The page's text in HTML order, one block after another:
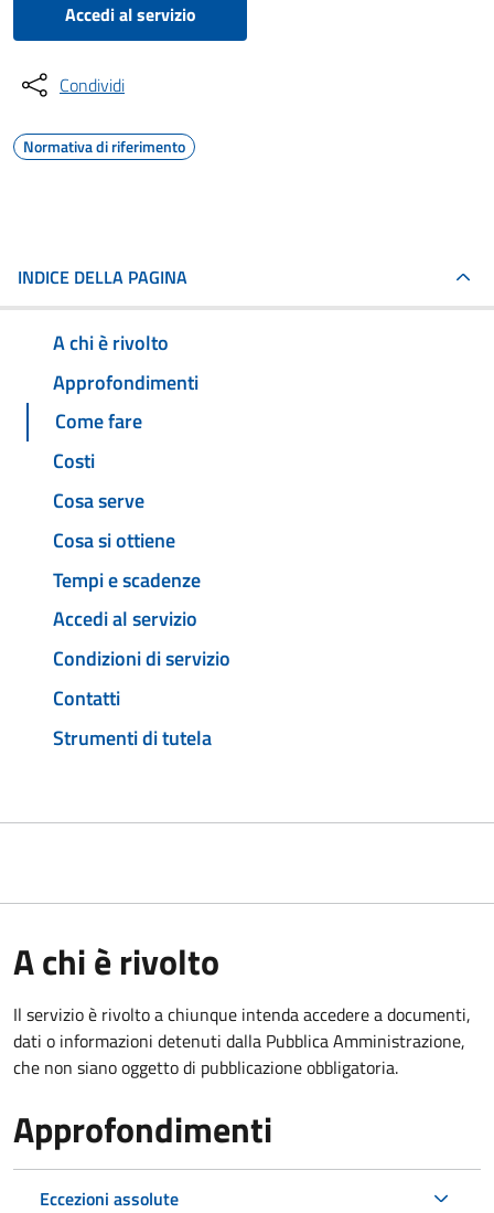
Accedi al servizio
Condividi
Normativa di riferimento
INDICE DELLA PAGINA
A chi è rivolto
Approfondimenti
Come fare
Costi
Cosa serve
Cosa si ottiene
Tempi e scadenze
Accedi al servizio
Condizioni di servizio
Contatti
Strumenti di tutela
A chi è rivolto
Il servizio è rivolto a chiunque intenda accedere a documenti,
dati o informazioni detenuti dalla Pubblica Amministrazione,
che non siano oggetto di pubblicazione obbligatoria.
Approfondimenti
Eccezioni assolute